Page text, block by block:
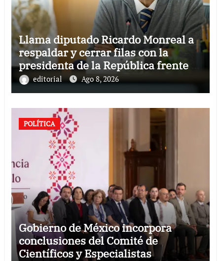
Llama diputado Ricardo Monreal a
respaldar y cerrar filas con la
presidenta de la República frente a
la hostilidad de políticas del
exterior
editorial Ago 8, 2026
POLÍTICA
Gobierno de México incorpora
conclusiones del Comité de
Científicos y Especialistas